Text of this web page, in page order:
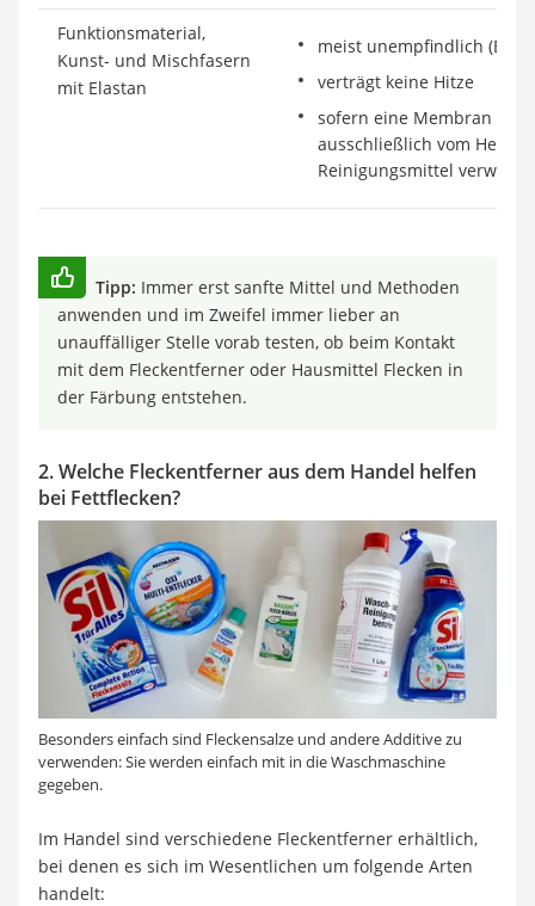
Funktionsmaterial,
Kunst- und Mischfasern
mit Elastan
meist unempfindlich
verträgt keine Hitze
sofern eine Membran
ausschließlich vom
Reinigungsmittel
Tipp: Immer erst sanfte Mittel und Methoden
anwenden und im Zweifel immer lieber an
unauffälliger Stelle vorab testen, ob beim Kontakt
mit dem Fleckentferner oder Hausmittel Flecken in
der Färbung entstehen.
2. Welche Fleckentferner aus dem Handel helfen
bei Fettflecken?
Besonders einfach sind Fleckensalze und andere Additive zu
verwenden: Sie werden einfach mit in die Waschmaschine
gegeben.
Im Handel sind verschiedene Fleckentferner erhältlich,
bei denen es sich im Wesentlichen um folgende Arten
handelt: